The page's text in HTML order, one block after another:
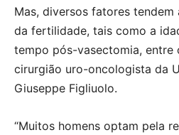
Mas, diversos fatores
da fertilidade, tais como a
tempo pós-vasectomia, entre
cirurgião uro-oncologista da
Giuseppe Figliuolo.
“Muitos homens optam pela